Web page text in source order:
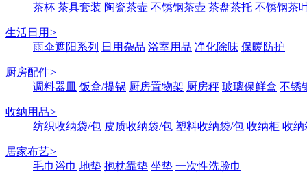
茶杯 茶具套装 陶瓷茶壶 不锈钢茶壶 茶盘茶托 不锈钢茶
生活日用 >
雨伞遮阳系列
日用杂品 浴室用品 净化除味 保暖防护
厨房配件>
调料器皿 饭盒/提锅 厨房置物架 厨房秤 玻璃保鲜盒 不锈
收纳用品>
纺织收纳袋/包 皮质收纳袋/包 塑料收纳袋/包 收纳柜 收纳
居家布艺>
毛巾浴巾 地垫 抱枕靠垫 坐垫 一次性洗脸巾